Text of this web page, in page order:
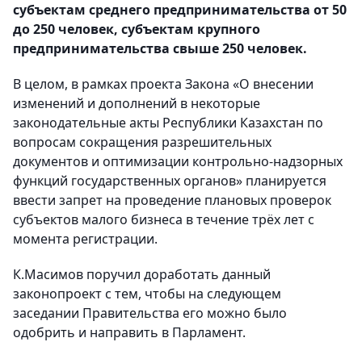
субъектам среднего предпринимательства от 50
до 250 человек, субъектам крупного
предпринимательства свыше 250 человек.
В целом, в рамках проекта Закона «О внесении
изменений и дополнений в некоторые
законодательные акты Республики Казахстан по
вопросам сокращения разрешительных
документов и оптимизации контрольно-надзорных
функций государственных органов» планируется
ввести запрет на проведение плановых проверок
субъектов малого бизнеса в течение трёх лет с
момента регистрации.
К.Масимов поручил доработать данный
законопроект с тем, чтобы на следующем
заседании Правительства его можно было
одобрить и направить в Парламент.